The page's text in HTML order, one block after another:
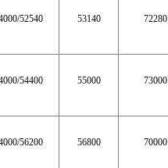
52540 53140 72280
54400 55000 73000
56200 56800 70000